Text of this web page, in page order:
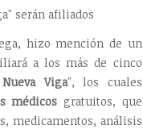
serán afiliados
hizo mención de un
a los más de cinco
Viga", los cuales
médicos gratuitos, que
medicamentos, análisis